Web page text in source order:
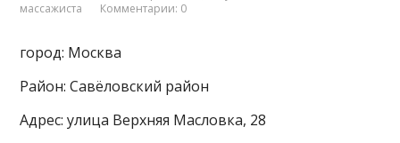
массажиста
Комментарии: 0
город: Москва
Район: Савёловский район
Адрес: улица Верхняя Масловка, 28